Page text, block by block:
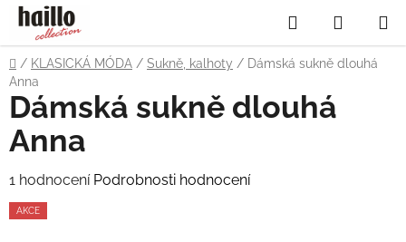
Přejít
obsah
Hledat
KOŠÍK
Domů
/ KLASICKÁ MÓDA / Sukně, kalhoty / Dámská sukně dlouhá
Anna
Dámská sukně dlouhá
Anna
Průměrné
hodnocení
1 hodnocení Podrobnosti hodnocení
AKCE